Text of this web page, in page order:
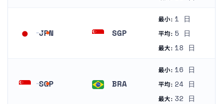
JPN SGP
最小: 1 日
平均: 5 日
最大: 18 日
SGP BRA
最小: 16 日
平均: 24 日
最大: 32 日